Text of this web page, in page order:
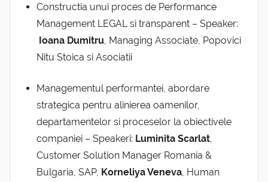
Constructia unui proces de Performance
Management LEGAL si transparent – Speaker:
Ioana Dumitru, Managing Associate, Popovici
Nitu Stoica si Asociatii
Managementul performantei, abordare
strategica pentru alinierea oamenilor,
departamentelor si proceselor la obiectivele
companiei – Speakeri: Luminita Scarlat,
Customer Solution Manager Romania &
Bulgaria, SAP, Korneliya Veneva, Human